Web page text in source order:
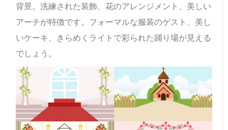
背景。洗練された装飾、花のアレンジメント、美しい
アーチが特徴です。フォーマルな服装のゲスト、美し
いケーキ、きらめくライトで彩られた踊り場が見える
でしょう。